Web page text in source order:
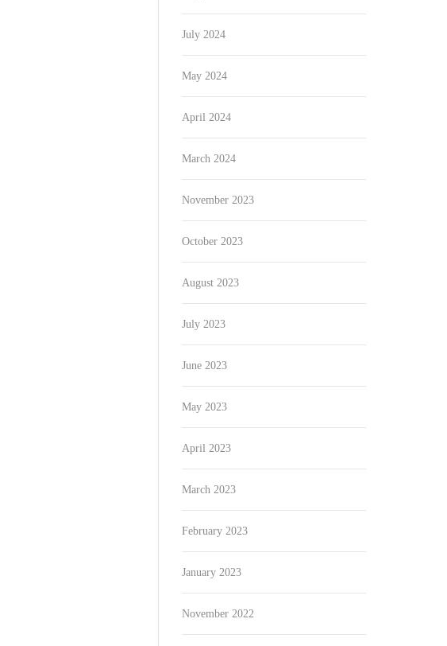
July 2024
May 2024
April 2024
March 2024
November 2023
October 2023
August 2023
July 2023
June 2023
May 2023
April 2023
March 2023
February 2023
January 2023
November 2022